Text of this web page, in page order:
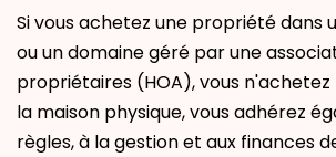
Si vous achetez une propriété dans
ou un domaine géré par une
propriétaires (HOA), vous
la maison physique, vous adhérez
règles, à la gestion et aux finances